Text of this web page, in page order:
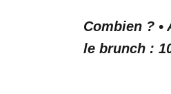
Combien ?
le brunch :